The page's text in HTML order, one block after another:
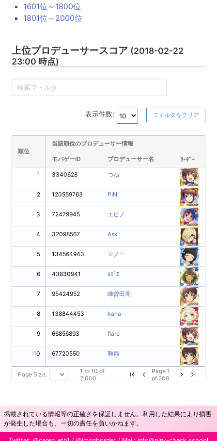
1601位～1800位
1801位～2000位
上位プロデューサースコア (2018-02-22
23:00 時点)
表示件数: フィルタをクリア
順位
当該順位のプロデューサー情報
モバゲーID プロデューサー名 ﾘｰﾀﾞｰ
1
2
3
4
5
6
7
8
9
10
3340628 つね
120559763 PIN
72479945 エビノ
32098567 Ask
134564943 マノー
43830941 ｶｽﾞｴ
95424952 峰曽田周
138844453 kana
66856893 flare
67720550 難局
Page Size: 1 to 10 of
2,000
Page 1
of 200
掲載されている情報等の正確さを保証しません。利用した結果により損害
が発生した場合も、一切の責任を負いかねます。